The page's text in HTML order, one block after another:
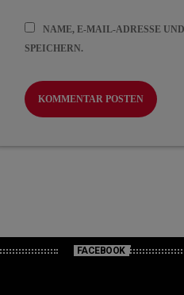
NAME, E-MAIL-ADRESSE
SPEICHERN.
FACEBOOK